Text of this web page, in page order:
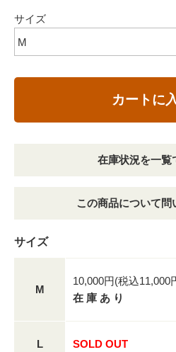
サイズ
カートに
在庫状況を一覧
この商品について問
サイズ
M
10,000円(税込11,000
在 庫 あ り
L SOLD OUT